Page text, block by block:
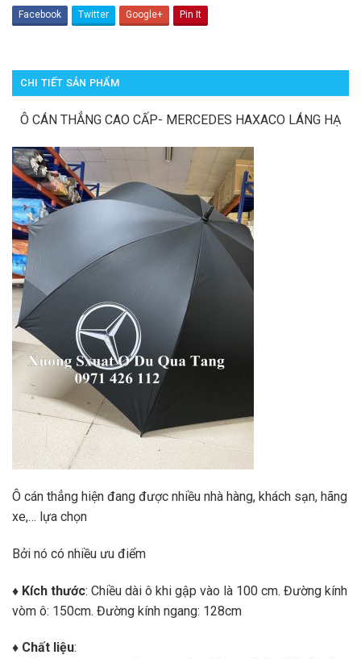
Facebook Twitter Google+ Pin It
CHI TIẾT SẢN PHẨM
Ô CÁN THẲNG CAO CẤP- MERCEDES HAXACO LÁNG HẠ
Ô cán thẳng hiện đang được nhiều nhà hàng, khách sạn, hãng
xe,… lựa chọn
Bởi nó có nhiều ưu điểm
♦ Kích thước: Chiều dài ô khi gập vào là 100 cm. Đường kính
vòm ô: 150cm. Đường kính ngang: 128cm
♦ Chất liệu: